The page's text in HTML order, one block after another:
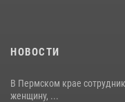
НОВОСТИ
В Пермском крае
женщину, ...